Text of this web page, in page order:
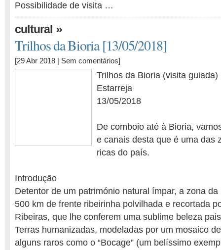
Possibilidade de visita …
cultural »
Trilhos da Bioria [13/05/2018]
[29 Abr 2018 | Sem comentários]
Trilhos da Bioria (visita guiada)
Estarreja
13/05/2018
De comboio até à Bioria,
e canais desta que é uma das
ricas do país.
Introdução
Detentor de um património natural ímpar, a zona
500 km de frente ribeirinha polvilhada e recortada
Ribeiras, que lhe conferem uma sublime beleza
Terras humanizadas, modeladas por um mosaico
alguns raros como o “Bocage” (um belíssimo